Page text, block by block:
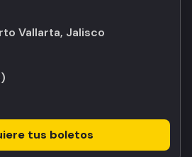
Vallarta, Jalisco
)
tus boletos